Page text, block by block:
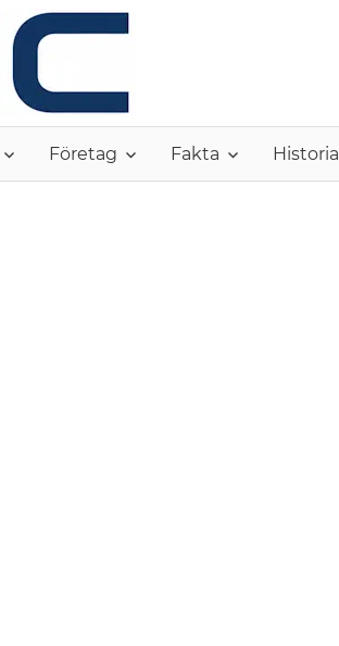
Företag Fakta Historia